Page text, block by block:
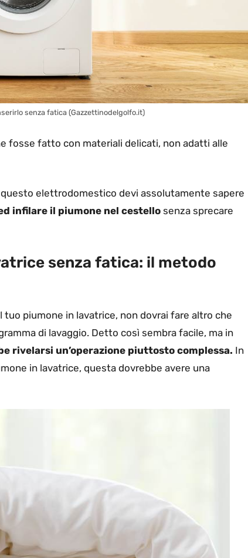
senza fatica (Gazzettinodelgolfo.it)
fosse fatto con materiali delicati, non adatti alle
elettrodomestico devi assolutamente sapere
infilare il piumone nel cestello senza sprecare
senza fatica: il metodo
piumone in lavatrice, non dovrai fare altro che
di lavaggio. Detto così sembra facile, ma in
rivelarsi un’operazione piuttosto complessa. In
in lavatrice, questa dovrebbe avere una